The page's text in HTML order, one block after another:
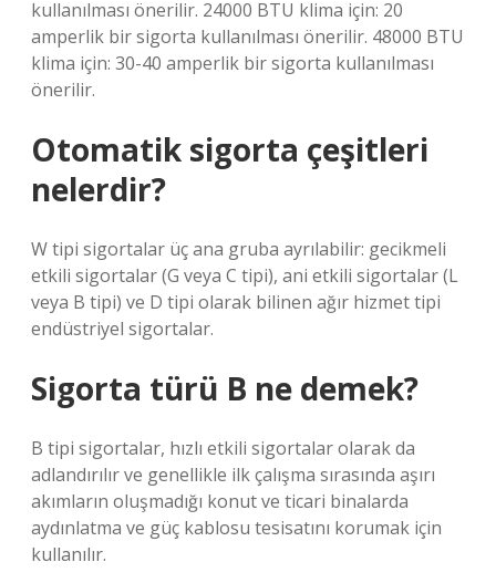
kullanılması önerilir. 24000 BTU klima için: 20
amperlik bir sigorta kullanılması önerilir. 48000 BTU
klima için: 30-40 amperlik bir sigorta kullanılması
önerilir.
Otomatik sigorta çeşitleri
nelerdir?
W tipi sigortalar üç ana gruba ayrılabilir: gecikmeli
etkili sigortalar (G veya C tipi), ani etkili sigortalar (L
veya B tipi) ve D tipi olarak bilinen ağır hizmet tipi
endüstriyel sigortalar.
Sigorta türü B ne demek?
B tipi sigortalar, hızlı etkili sigortalar olarak da
adlandırılır ve genellikle ilk çalışma sırasında aşırı
akımların oluşmadığı konut ve ticari binalarda
aydınlatma ve güç kablosu tesisatını korumak için
kullanılır.